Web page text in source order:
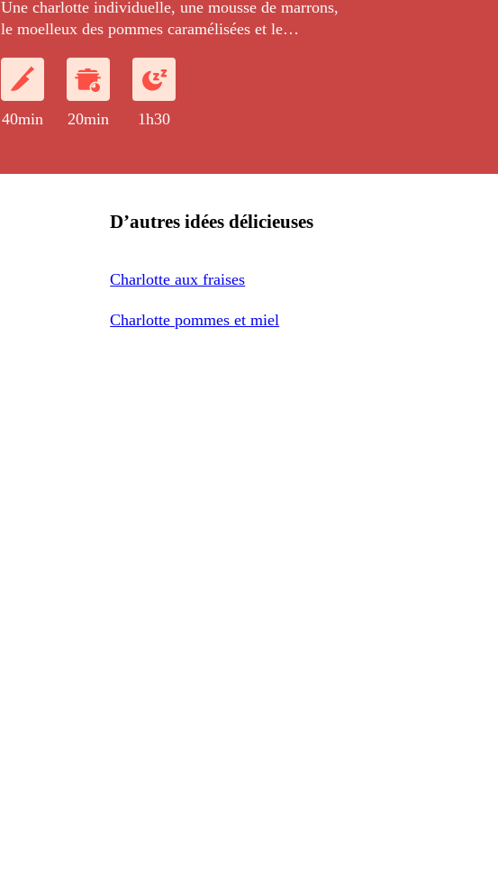
Une charlotte individuelle, une mousse de marrons,
le moelleux des pommes caramélisées et le
40min 20min 1h30
D’autres idées délicieuses
Charlotte aux fraises
Charlotte pommes et miel